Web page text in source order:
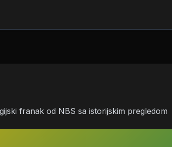
franak od NBS sa istorijskim pregledom